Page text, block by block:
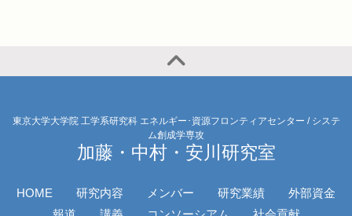
東京大学大学院 工学系研究科 エネルギー･資源フロンティアセンター / システ
ム創成学専攻
加藤・中村・安川研究室
HOME 研究内容 メンバー 研究業績
外部資金